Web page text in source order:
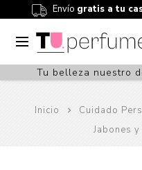
Envío gratis a tu
Tu belleza nuestro
Inicio Cuidado
Jabones